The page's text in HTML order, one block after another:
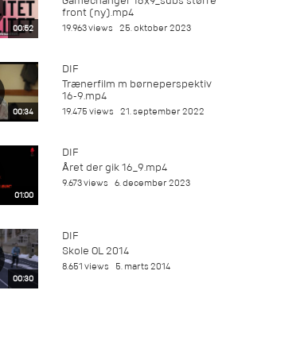
00:52
front (ny).mp4
19.963 views 25. oktober 2023
00:34
DIF
Trænerfilm m børneperspektiv
16-9.mp4
19.475 views 21. september 2022
01:00
DIF
Året der gik 16_9.mp4
9.673 views 6. december 2023
00:30
DIF
Skole OL 2014
8.651 views 5. marts 2014